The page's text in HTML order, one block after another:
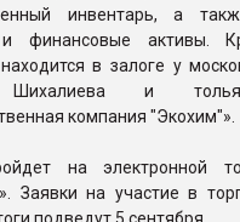
инвентарь, а
и финансовые активы.
в залоге у
Шихалиева и
компания "Экохим"».
на электронной
Заявки на участие в